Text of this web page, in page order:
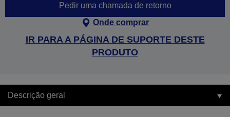
Pedir uma chamada de retorno
Onde comprar
IR PARA A PÁGINA DE SUPORTE DESTE
PRODUTO
Descrição geral